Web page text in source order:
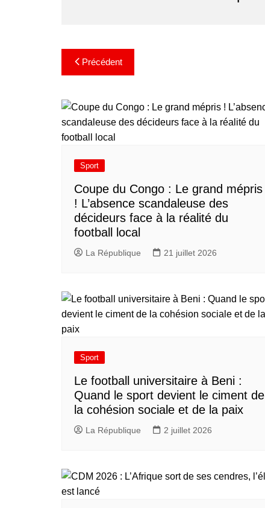
Précédent
Sport
​Coupe du Congo : Le grand mépris
! L’absence scandaleuse des
décideurs face à la réalité du
football local
La République 21 juillet 2026
Sport
Le football universitaire à Beni :
Quand le sport devient le ciment de
la cohésion sociale et de la paix
La République 2 juillet 2026